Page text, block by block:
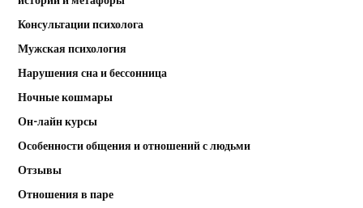
Консультации психолога
Мужская психология
Нарушения сна и бессонница
Ночные кошмары
Он-лайн курсы
Особенности общения и отношений с людьми
Отзывы
Отношения в паре